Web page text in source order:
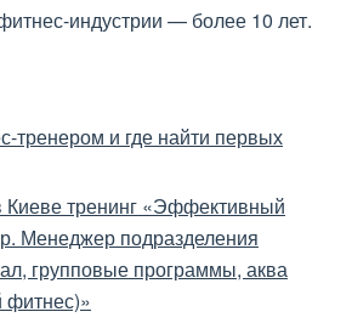
индустрии — более 10 лет.
тренером и где найти первых
Киеве тренинг «Эффективный
Менеджер подразделения
групповые программы, аква
фитнес)»